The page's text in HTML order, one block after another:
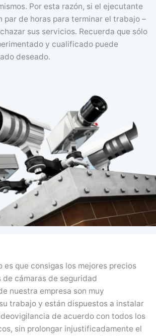
Por esta razón, si el ejecutante
par de horas para terminar el trabajo –
sus servicios. Recuerda que sólo
y cualificado puede
deseado.
es que consigas los mejores precios
cámaras de seguridad
nuestra empresa son muy
trabajo y están dispuestos a instalar
de acuerdo con todos los
sin prolongar injustificadamente el